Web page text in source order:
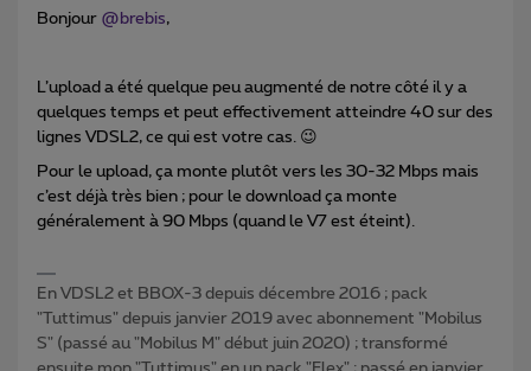
Bonjour @brebis,
L’upload a été quelque peu augmenté de notre côté il y a
quelques temps et peut effectivement atteindre 40 sur des
lignes VDSL2, ce qui est votre cas. 😉
Pour le upload, ça monte plutôt vers les 30-32 Mbps mais
c’est déjà très bien ; pour le download ça monte
généralement à 90 Mbps (quand le V7 est éteint).
En VDSL2 et BBOX-3 depuis décembre 2016 ; pack
"Tuttimus" depuis janvier 2019 avec abonnement "Mobilus
S" (passé au "Mobilus M" début juin 2020) ; transformé